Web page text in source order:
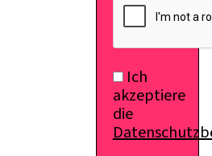
Ich
akzeptiere
die